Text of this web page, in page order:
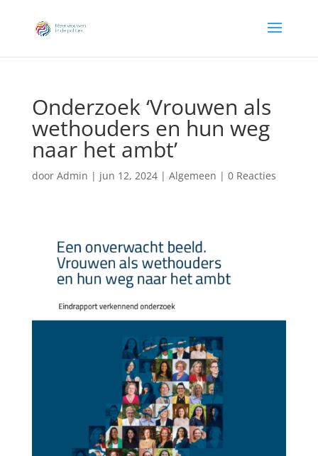
Onderzoek ‘Vrouwen als
wethouders en hun weg
naar het ambt’
door Admin | jun 12, 2024| Algemeen | 0 Reacties